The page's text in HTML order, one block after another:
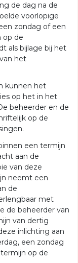
de dag na de
voorlopige
zondag of een
op de
als bijlage bij het
het
kunnen het
op het in het
beheerder en de
op de
een termijn
aan de
van deze
neemt een
de
met
de beheerder van
van dertig
inlichting aan
een zondag
op de